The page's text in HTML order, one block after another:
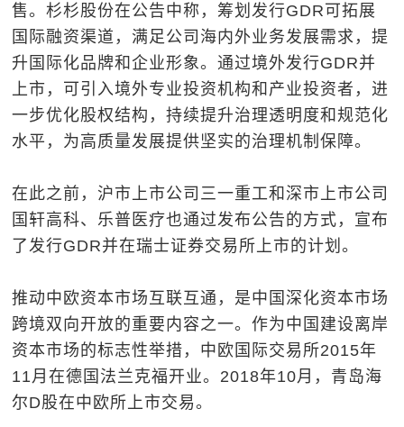
售。杉杉股份在公告中称，筹划发行GDR可拓展
国际融资渠道，满足公司海内外业务发展需求，提
升国际化品牌和企业形象。通过境外发行GDR并
上市，可引入境外专业投资机构和产业投资者，进
一步优化股权结构，持续提升治理透明度和规范化
水平，为高质量发展提供坚实的治理机制保障。
在此之前，沪市上市公司三一重工和深市上市公司
国轩高科、乐普医疗也通过发布公告的方式，宣布
了发行GDR并在瑞士证券交易所上市的计划。
推动中欧资本市场互联互通，是中国深化资本市场
跨境双向开放的重要内容之一。作为中国建设离岸
资本市场的标志性举措，中欧国际交易所2015年
11月在德国法兰克福开业。2018年10月，青岛海
尔D股在中欧所上市交易。